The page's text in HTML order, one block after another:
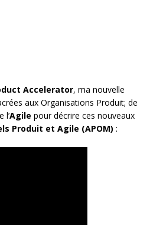
Accelerator, ma nouvelle
aux Organisations Produit; de
l’Agile pour décrire ces nouveaux
Produit et Agile (APOM) :